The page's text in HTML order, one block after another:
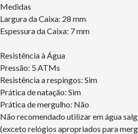
Medidas
Largura da Caixa: 28 mm
Espessura da Caixa: 7 mm
Resistência à Água
Pressão: 5 ATMs
Resistência a respingos: Sim
Prática de natação: Sim
Prática de mergulho: Não
Não recomendado utilizar em água
(exceto relógios apropriados para